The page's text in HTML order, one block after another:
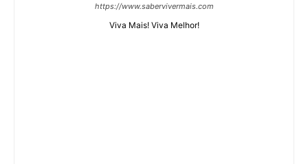
https://www.sabervivermais.com
Viva Mais! Viva Melhor!